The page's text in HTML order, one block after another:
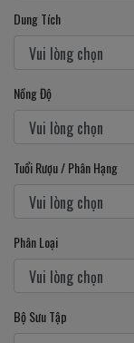
Dung Tích
Nồng Độ
Tuổi Rượu / Phân Hạng
Phân Loại
Bộ Sưu Tập